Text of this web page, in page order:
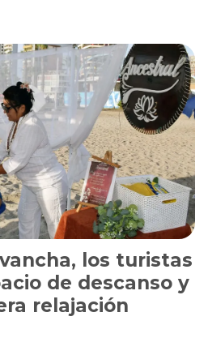
los turistas
de descanso y
relajación